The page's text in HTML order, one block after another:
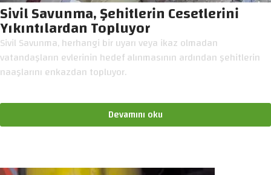
Sivil Savunma, Şehitlerin Cesetlerini
Yıkıntılardan Topluyor
Sivil Savunma, herhangi bir uyarı veya ikaz olmadan
vatandaşların evlerinin hedef alınmasının ardından şehitlerin
naaşlarını enkazdan topluyor.
Devamını oku